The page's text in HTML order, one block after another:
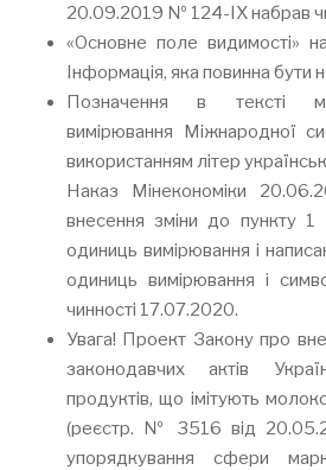
20.09.2019 № 124-IX набрав
«Основне поле видимості»
Інформація, яка повинна бути
Позначення в тексті
вимірювання Міжнародної
використанням літер
Наказ Мінекономіки
внесення зміни до пункту 1
одиниць вимірювання і
одиниць вимірювання і
чинності 17.07.2020.
Увага! Проект Закону про
законодавчих актів
продуктів, що імітують
(реєстр. № 3516 від
упорядкування сфери